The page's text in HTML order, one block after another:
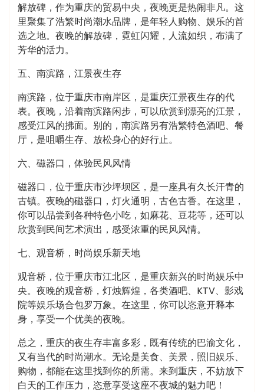
解放碑，作为重庆的贸易中央，夜晚更是热闹非凡。这
里聚集了浩繁时尚潮水品牌，是年轻人购物、娱乐的首
选之地。夜晚的解放碑，霓虹闪耀，人流如织，布满了
芳华的活力。
五、南滨路，江景夜生存
南滨路，位于重庆市南岸区，是重庆江景夜生存的代
表。夜晚，沿着南滨路闲步，可以欣赏到漂亮的江景，
感受江风的拂面。别的，南滨路另有浩繁特色酒吧、餐
厅，是咀嚼生存、放松身心的好行止。
六、磁器口，体验民风风情
磁器口，位于重庆市沙坪坝区，是一座具有久长汗青的
古镇。夜晚的磁器口，灯火通明，古色古香。在这里，
你可以品尝到各种特色小吃，如麻花、豆花等，还可以
欣赏到民间艺术演出，感受浓重的民风风情。
七、观音桥，时尚娱乐新天地
观音桥，位于重庆市江北区，是重庆新兴的时尚娱乐中
央。夜晚的观音桥，灯烛辉煌，各类酒吧、KTV、影戏
院等娱乐场合包罗万象。在这里，你可以恣意开释本
身，享受一个优美的夜晚。
总之，重庆的夜生存丰富多彩，既有传统的巴渝文化，
又有当代的时尚潮水。无论是美食、美景，照旧娱乐、
购物，都能在这里找到你的所需。来到重庆，不妨放下
白天的工作压力，恣意享受这座不夜城的魅力吧！